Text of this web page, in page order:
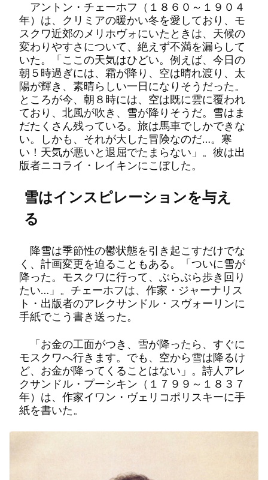
アントン・チェーホフ（１８６０～１９０４
年）は、クリミアの暖かい冬を愛しており、モ
スクワ近郊のメリホヴォにいたときは、天候の
変わりやすさについて、絶えず不満を漏らして
いた。「ここの天気はひどい。例えば、今日の
朝５時過ぎには、霜が降り、空は晴れ渡り、太
陽が輝き、素晴らしい一日になりそうだった。
ところが今、朝８時には、空は既に雲に覆われ
ており、北風が吹き、雪が降りそうだ。雪はま
だたくさん残っている。旅は馬車でしかできな
い。しかも、それが大した冒険なのだ…。寒
い！天気が悪いと退屈でたまらない」。彼は出
版者ニコライ・レイキンにこぼした。
雪はインスピレーションを与え
る
降雪は季節性の鬱状態を引き起こすだけでな
く、計画変更を迫ることもある。「ついに雪が
降った。モスクワに行って、ぶらぶら歩き回り
たい…」。チェーホフは、作家・ジャーナリス
ト・出版者のアレクサンドル・スヴォーリンに
手紙でこう書き送った。
「お金の工面がつき、雪が降ったら、すぐに
モスクワへ行きます。でも、空から雪は降るけ
ど、お金が降ってくることはない」。詩人アレ
クサンドル・プーシキン（１７９９～１８３７
年）は、作家イワン・ヴェリコポリスキーに手
紙を書いた。